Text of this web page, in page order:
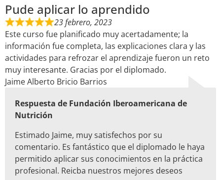
Pude aplicar lo aprendido
23 febrero, 2023
Este curso fue planificado muy acertadamente; la
información fue completa, las explicaciones clara y las
actividades para refrozar el aprendizaje fueron un reto
muy interesante. Gracias por el diplomado.
Jaime Alberto Bricio Barrios
Respuesta de Fundación Iberoamericana de
Nutrición
Estimado Jaime, muy satisfechos por su
comentario. Es fantástico que el diplomado le haya
permitido aplicar sus conocimientos en la práctica
profesional. Reicba nuestros mejores deseos